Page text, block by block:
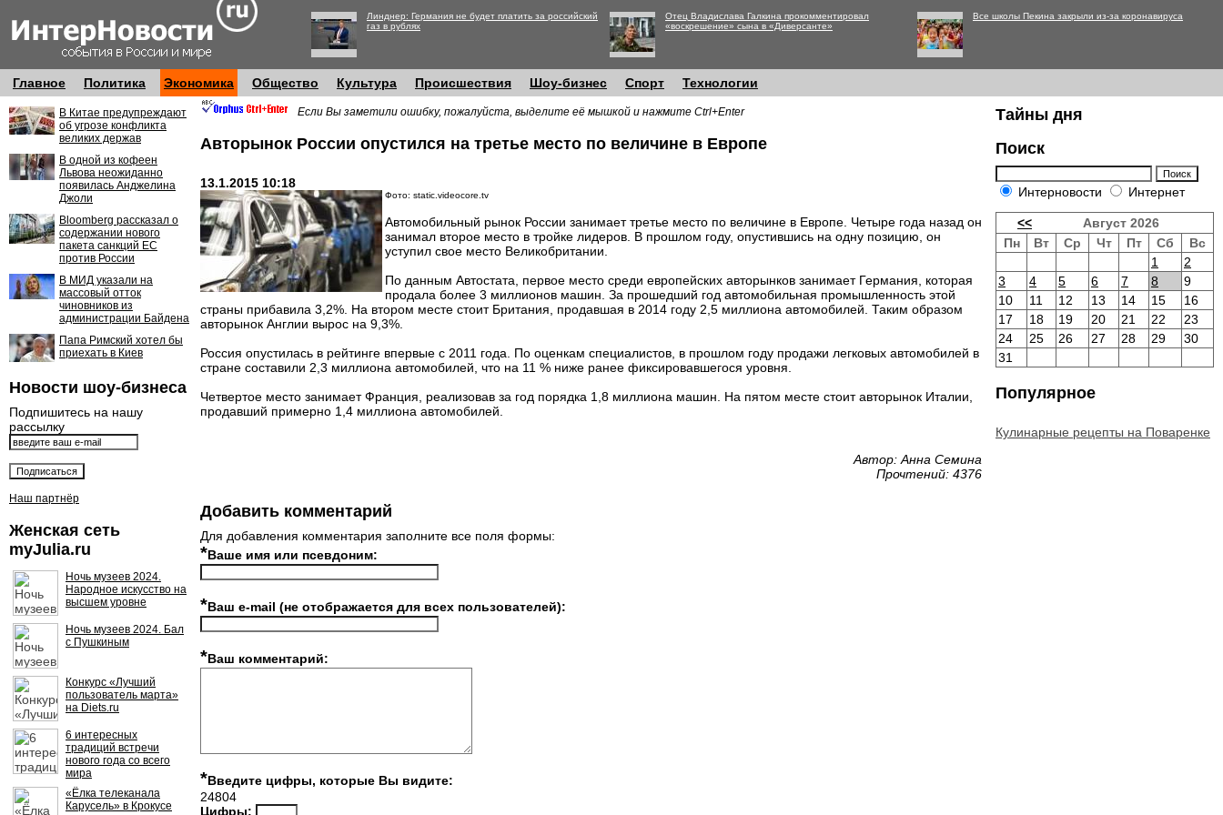
Линднер: Германия не будет платить за российский
газ в рублях
Отец Владислава Галкина прокомментировал
«воскрешение» сына в «Диверсанте»
Все школы Пекина закрыли из-за коронавируса
Главное Политика Экономика Общество Культура Происшествия Шоу-бизнес Спорт Технологии
В Китае предупреждают
об угрозе конфликта
великих держав
В одной из кофеен
Львова неожиданно
появилась Анджелина
Джоли
Bloomberg рассказал о
содержании нового
пакета санкций ЕС
против России
В МИД указали на
массовый отток
чиновников из
администрации Байдена
Папа Римский хотел бы
приехать в Киев
Новости шоу-бизнеса
Подпишитесь на нашу
рассылку
Наш партнёр
Женская сеть
myJulia.ru
Ночь музеев 2024.
Народное искусство на
высшем уровне
Ночь музеев 2024. Бал
с Пушкиным
Конкурс «Лучший
пользователь марта»
на Diets.ru
6 интересных
традиций встречи
нового года со всего
мира
«Ёлка телеканала
Карусель» в Крокусе
Если Вы заметили ошибку, пожалуйста, выделите её мышкой и нажмите Ctrl+Enter
Авторынок России опустился на третье место по величине в Европе
13.1.2015 10:18
Фото: static.videocore.tv
Автомобильный рынок России занимает третье место по величине в Европе. Четыре года назад он
занимал второе место в тройке лидеров. В прошлом году, опустившись на одну позицию, он
уступил свое место Великобритании.
По данным Автостата, первое место среди европейских авторынков занимает Германия, которая
продала более 3 миллионов машин. За прошедший год автомобильная промышленность этой
страны прибавила 3,2%. На втором месте стоит Британия, продавшая в 2014 году 2,5 миллиона автомобилей. Таким образом
авторынок Англии вырос на 9,3%.
Россия опустилась в рейтинге впервые с 2011 года. По оценкам специалистов, в прошлом году продажи легковых автомобилей в
стране составили 2,3 миллиона автомобилей, что на 11 % ниже ранее фиксировавшегося уровня.
Четвертое место занимает Франция, реализовав за год порядка 1,8 миллиона машин. На пятом месте стоит авторынок Италии,
продавший примерно 1,4 миллиона автомобилей.
Автор: Анна Семина
Прочтений: 4376
Добавить комментарий
Для добавления комментария заполните все поля формы:
*Ваше имя или псевдоним:
*Ваш e-mail (не отображается для всех пользователей):
*Ваш комментарий:
*Введите цифры, которые Вы видите:
24804
Цифры:
Тайны дня
Поиск
Интерновости Интернет
<<
Август 2026
Пн
Вт Ср Чт Пт Сб
Вс
1
2
3
4 5 6 7 8
9
10
11 12 13 14 15
16
17
18 19 20 21 22
23
24
25 26 27 28 29
30
31
Популярное
Кулинарные рецепты на Поваренке